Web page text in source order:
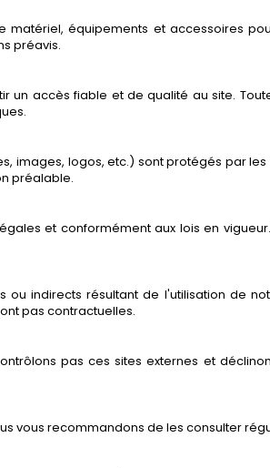
équipements et accessoires
préavis.
accès fiable et de qualité au site.
images, logos, etc.) sont protégés par
préalable.
et conformément aux lois en
indirects résultant de l'utilisation de
pas contractuelles.
pas ces sites externes et
vous recommandons de les consulter